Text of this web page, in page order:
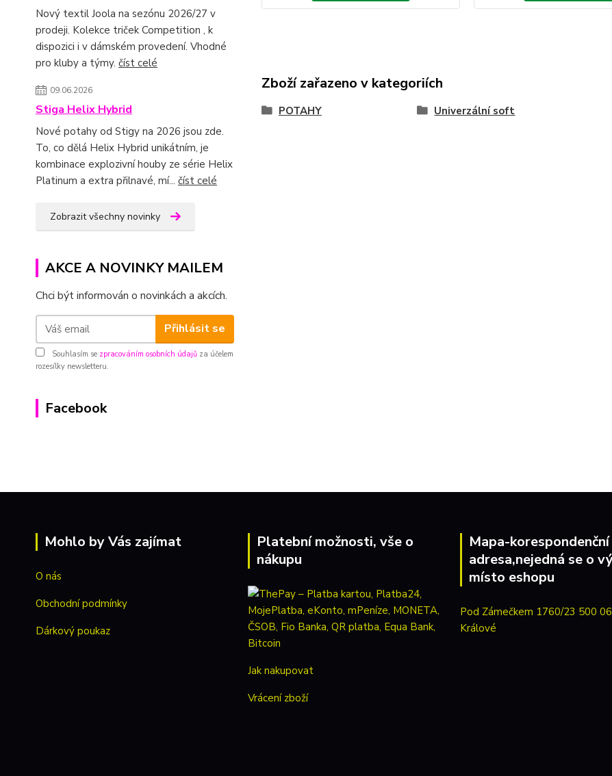
Nový textil Joola na sezónu 2026/27 v
prodeji. Kolekce triček Competition , k
dispozici i v dámském provedení. Vhodné
pro kluby a týmy. číst celé
09.06.2026
Stiga Helix Hybrid
Nové potahy od Stigy na 2026 jsou zde.
To, co dělá Helix Hybrid unikátním, je
kombinace explozivní houby ze série Helix
Platinum a extra přilnavé, mí... číst celé
Zobrazit všechny novinky
AKCE A NOVINKY MAILEM
Chci být informován o novinkách a akcích.
Přihlásit se
Souhlasím se zpracováním osobních údajů za účelem
rozesílky newsletteru.
Facebook
Zboží zařazeno v kategoriích
POTAHY Univerzální soft
Mohlo by Vás zajímat
O nás
Obchodní podmínky
Dárkový poukaz
Platební možnosti, vše o
nákupu
Jak nakupovat
Vrácení zboží
Mapa-korespondenční
adresa,nejedná se o
místo eshopu
Pod Zámečkem 1760/23 500
Králové